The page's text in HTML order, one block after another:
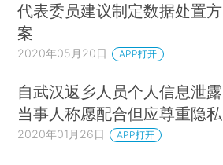
代表委员建议制定数据处置方
案
2020年05月20日 APP打开
自武汉返乡人员个人信息泄露
当事人称愿配合但应尊重隐私
2020年01月26日 APP打开